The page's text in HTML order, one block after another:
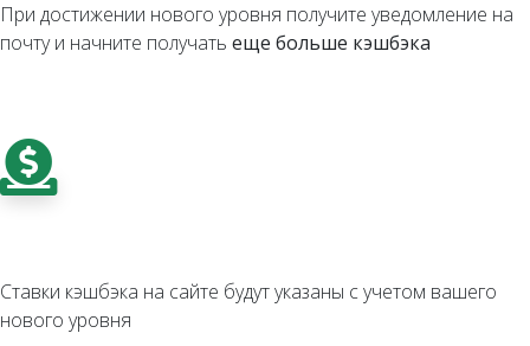
При достижении нового уровня получите уведомление на
почту и начните получать еще больше кэшбэка
Ставки кэшбэка на сайте будут указаны с учетом вашего
нового уровня